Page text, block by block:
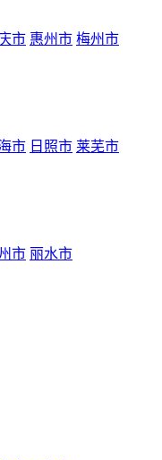
市 惠州市 梅州市
市 日照市 莱芜市
市 丽水市